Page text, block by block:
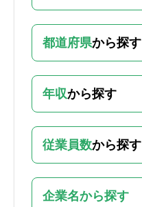
都道府県から探す
年収から探す
従業員数から探す
企業名から探す